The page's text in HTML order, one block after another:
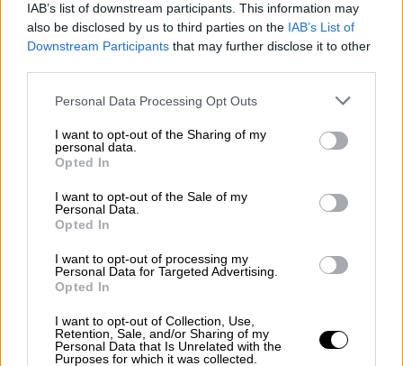
IAB’s list of downstream participants. This information may
also be disclosed by us to third parties on the IAB’s List of
Downstream Participants that may further disclose it to other
Please note that this website/app uses one or more Google
not limited to your visit or usage behaviour. You may click to
grant or deny consent to Google and its third-party tags to
use your data for below specified purposes in below Google
consent section.
Personal Data Processing Opt Outs
I want to opt-out of the Sharing of my
personal data.
Opted In
I want to opt-out of the Sale of my
Personal Data.
Opted In
I want to opt-out of processing my
Personal Data for Targeted Advertising.
Opted In
I want to opt-out of Collection, Use,
Retention, Sale, and/or Sharing of my
Personal Data that Is Unrelated with the
Purposes for which it was collected.
View this post on Instagram